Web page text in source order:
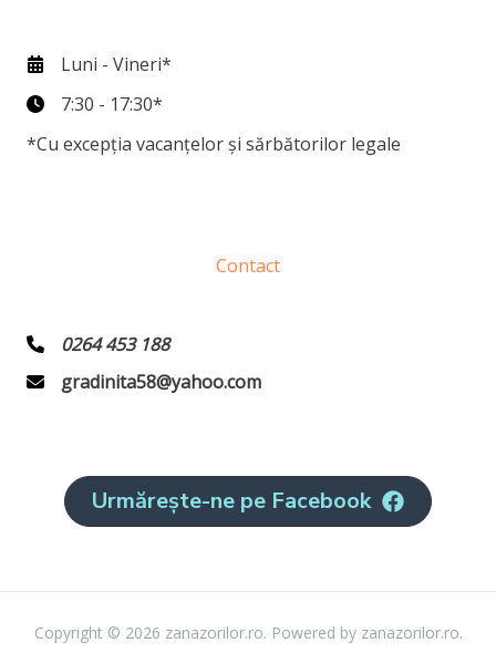
Luni - Vineri*
7:30 - 17:30*
*Cu excepția vacanțelor și sărbătorilor legale
Contact
0264 453 188
gradinita58@yahoo.com
Urmărește-ne pe Facebook
Copyright © 2026 zanazorilor.ro. Powered by zanazorilor.ro.